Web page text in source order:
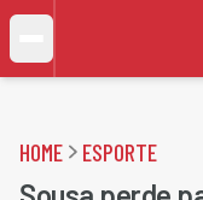
HOME ESPORTE